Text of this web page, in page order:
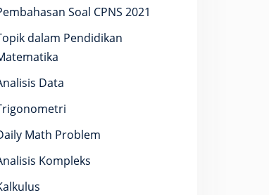
Soal CPNS 2021
dalam Pendidikan
Data
Math Problem
Kompleks